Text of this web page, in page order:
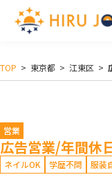
TOP > 東京都 > 江東区 >
営業
広告営業/年間休
ネイルOK 学歴不問 服装